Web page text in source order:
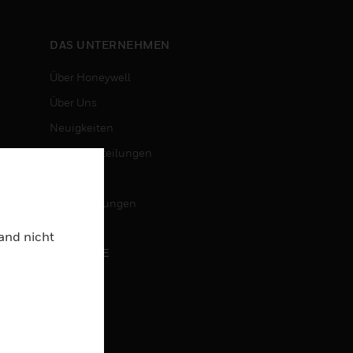
DAS UNTERNEHMEN
Über Honeywell
Über Uns
Neuigkeiten
Pressemitteilungen
Veranstaltungen
KARRIERE
nicht